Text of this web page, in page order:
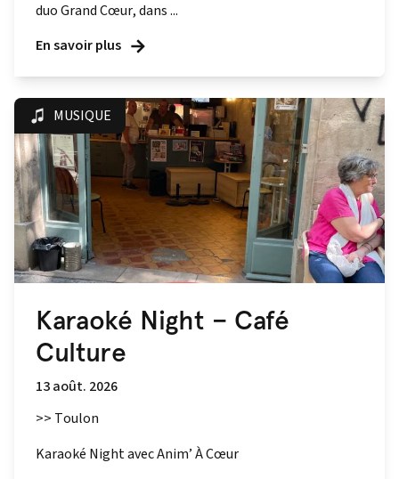
duo Grand Cœur, dans ...
En savoir plus
MUSIQUE
Karaoké Night – Café
Culture
13 août. 2026
>> Toulon
Karaoké Night avec Anim’ À Cœur